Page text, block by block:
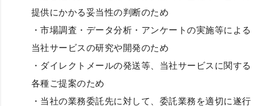
提供にかかる妥当性の判断のため
・市場調査・データ分析・アンケートの実施等による
当社サービスの研究や開発のため
・ダイレクトメールの発送等、当社サービスに関する
各種ご提案のため
・当社の業務委託先に対して、委託業務を適切に遂行